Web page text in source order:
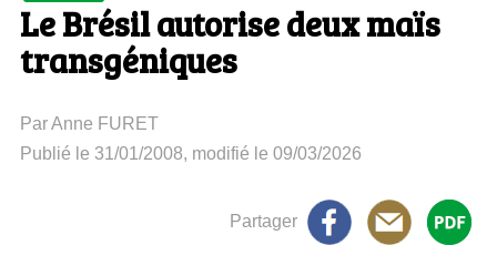
Le Brésil autorise deux maïs
transgéniques
Par Anne FURET
Publié le 31/01/2008, modifié le 09/03/2026
Partager